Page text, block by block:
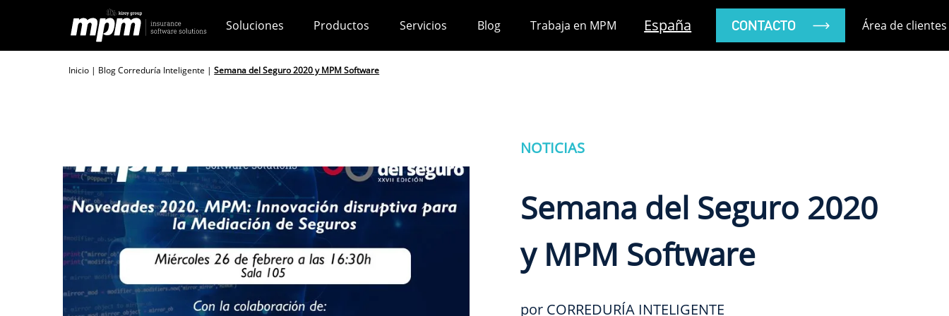
content
Soluciones Productos Servicios Blog Trabaja en MPM España CONTACTO Área de clientes
Inicio | Blog Correduría Inteligente |Semana del Seguro 2020 y MPM Software
NOTICIAS
Semana del Seguro 2020
y MPM Software
por CORREDURÍA INTELIGENTE